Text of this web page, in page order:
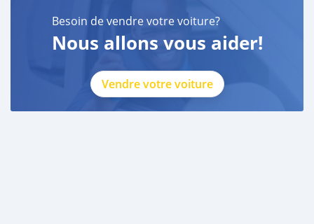
Besoin de vendre votre voiture?
Nous allons vous aider!
Vendre votre voiture